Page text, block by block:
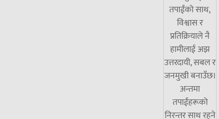
तपाईंको साथ,
विश्वास र
प्रतिक्रियाले नै
हामीलाई अझ
उत्तरदायी, सबल र
जनमुखी बनाउँछ।
अन्तमा
तपाईंहरूको
निरन्तर साथ रहने